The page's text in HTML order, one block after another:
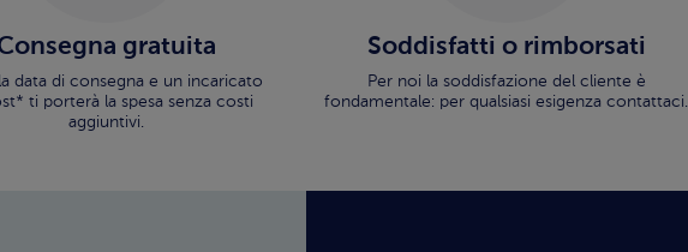
gratuita
data di consegna e un incaricato
ti porterà la spesa senza costi
aggiuntivi.
Soddisfatti o rimborsati
Per noi la soddisfazione del cliente è
fondamentale: per qualsiasi esigenza contattaci.